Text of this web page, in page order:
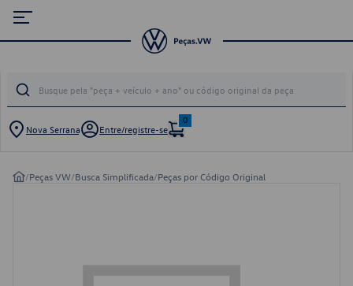
Nova Serrana Entre/registre-se
0
/Peças VW/Busca Simplificada/Peças por Código Original